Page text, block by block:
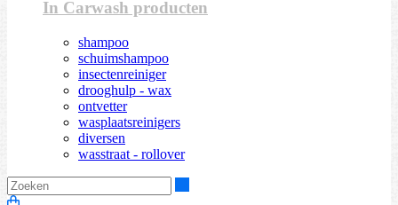
In Carwash producten
shampoo
schuimshampoo
insectenreiniger
drooghulp - wax
ontvetter
wasplaatsreinigers
diversen
wasstraat - rollover